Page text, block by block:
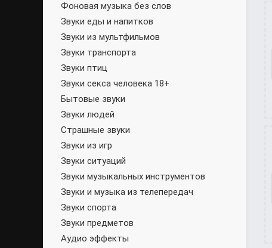
Фоновая музыка без слов
Звуки еды и напитков
Звуки из мультфильмов
Звуки транспорта
Звуки птиц
Звуки секса человека 18+
Бытовые звуки
Звуки людей
Страшные звуки
Звуки из игр
Звуки ситуаций
Звуки музыкальных инструментов
Звуки и музыка из телепередач
Звуки спорта
Звуки предметов
Аудио эффекты